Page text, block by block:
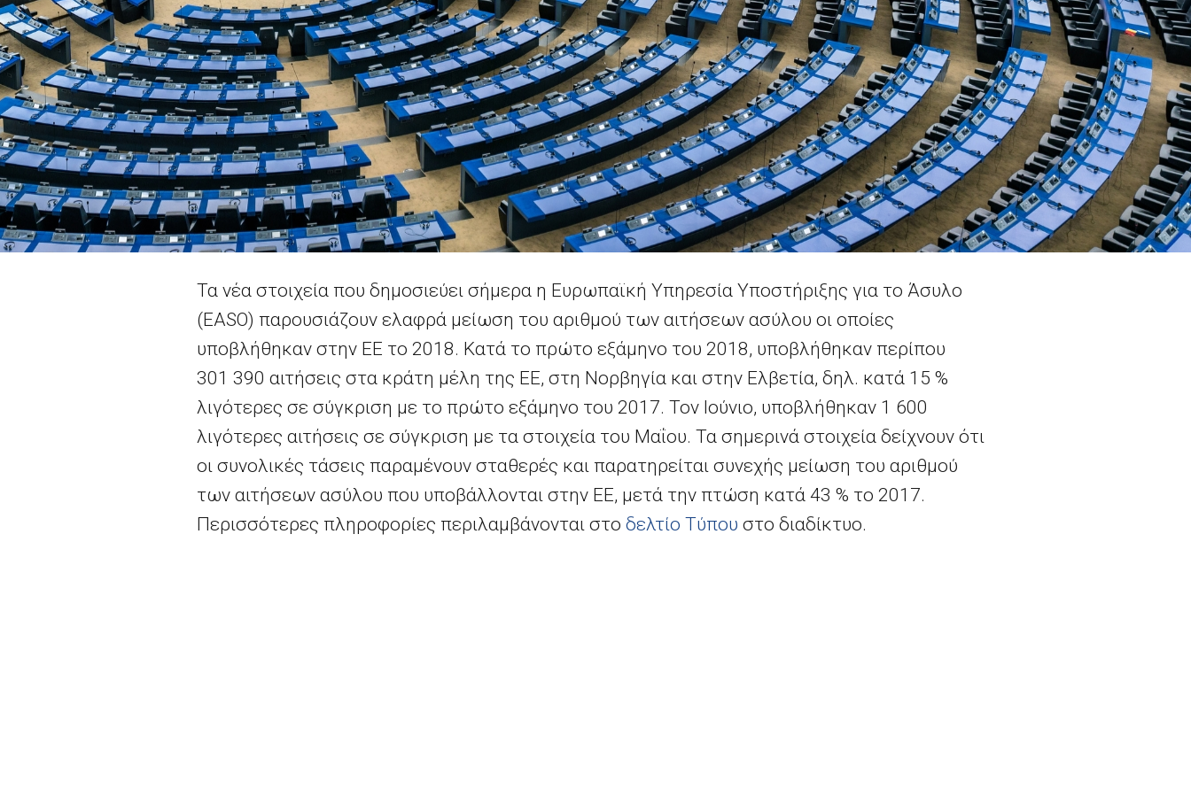
Τα νέα στοιχεία που δημοσιεύει σήμερα η Ευρωπαϊκή Υπηρεσία Υποστήριξης για το Άσυλο
(EASO) παρουσιάζουν ελαφρά μείωση του αριθμού των αιτήσεων ασύλου οι οποίες
υποβλήθηκαν στην ΕΕ το 2018. Κατά το πρώτο εξάμηνο του 2018, υποβλήθηκαν περίπου
301 390 αιτήσεις στα κράτη μέλη της ΕΕ, στη Νορβηγία και στην Ελβετία, δηλ. κατά 15 %
λιγότερες σε σύγκριση με το πρώτο εξάμηνο του 2017. Τον Ιούνιο, υποβλήθηκαν 1 600
λιγότερες αιτήσεις σε σύγκριση με τα στοιχεία του Μαΐου. Τα σημερινά στοιχεία δείχνουν ότι
οι συνολικές τάσεις παραμένουν σταθερές και παρατηρείται συνεχής μείωση του αριθμού
των αιτήσεων ασύλου που υποβάλλονται στην ΕΕ, μετά την πτώση κατά 43 % το 2017.
Περισσότερες πληροφορίες περιλαμβάνονται στο δελτίο Τύπου στο διαδίκτυο.